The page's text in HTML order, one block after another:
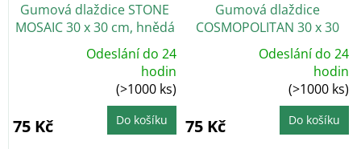
Gumová dlaždice STONE
MOSAIC 30 x 30 cm, hnědá
z
5
hvězdiček.
Odeslání do 24
hodin
(>1000 ks)
75 Kč Do košíku
Gumová dlaždice
COSMOPOLITAN 30 x 30
cm, šedá
z
5
hvězdiček.
Odeslání do 24
hodin
(>1000 ks)
75 Kč Do košíku